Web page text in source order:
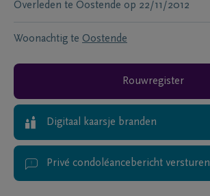
Overleden te Oostende op 22/11/2012
Woonachtig te Oostende
Rouwregister
Digitaal kaarsje branden
Privé condoléancebericht versturen